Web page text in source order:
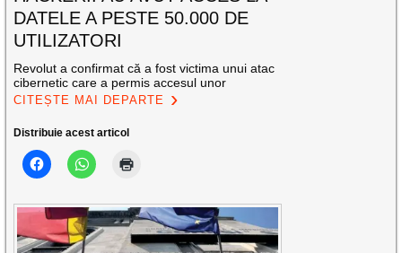
DATELE A PESTE 50.000 DE
UTILIZATORI
Revolut a confirmat că a fost victima unui atac
cibernetic care a permis accesul unor
CITEȘTE MAI DEPARTE
Distribuie acest articol